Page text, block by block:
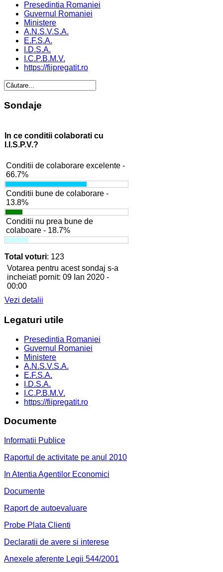
Presedintia Romaniei
Guvernul Romaniei
Ministere
A.N.S.V.S.A.
E.F.S.A.
I.D.S.A.
I.C.P.B.M.V.
https://fiipregatit.ro
Sondaje
In ce conditii colaborati cu
I.I.S.P.V.?
Conditii de colaborare excelente -
66.7%
Conditii bune de colaborare -
13.8%
Conditii nu prea bune de
colaboare - 18.7%
Total voturi: 123
Votarea pentru acest sondaj s-a
incheiat! pornit: 09 Ian 2020 -
00:00
Vezi detalii
Legaturi utile
Presedintia Romaniei
Guvernul Romaniei
Ministere
A.N.S.V.S.A.
E.F.S.A.
I.D.S.A.
I.C.P.B.M.V.
https://fiipregatit.ro
Documente
Informatii Publice
Raportul de activitate pe anul 2010
In Atentia Agentilor Economici
Documente
Raport de autoevaluare
Probe Plata Clienti
Declaratii de avere si interese
Anexele aferente Legii 544/2001